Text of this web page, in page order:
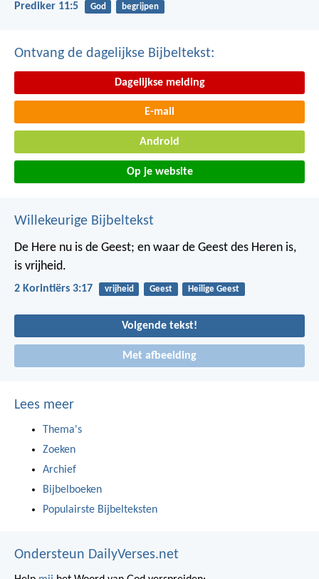
Prediker 11:5 God begrijpen
Ontvang de dagelijkse Bijbeltekst:
Dagelijkse melding
E-mail
Android
Op je website
Willekeurige Bijbeltekst
De Here nu is de Geest; en waar de Geest des Heren is,
is vrijheid.
2 Korintiërs 3:17 vrijheid Geest Heilige Geest
Volgende tekst!
Met afbeelding
Lees meer
Thema's
Zoeken
Archief
Bijbelboeken
Populairste Bijbelteksten
Ondersteun DailyVerses.net